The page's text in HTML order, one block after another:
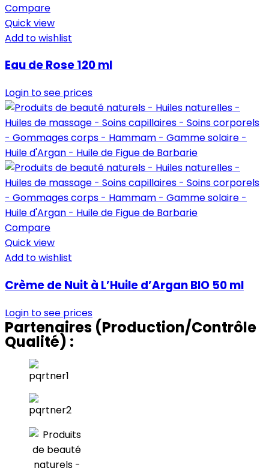
Compare
Quick view
Add to wishlist
Eau de Rose 120 ml
Login to see prices
Compare
Quick view
Add to wishlist
Crème de Nuit à L’Huile d’Argan BIO 50 ml
Login to see prices
Partenaires (Production/Contrôle
Qualité) :